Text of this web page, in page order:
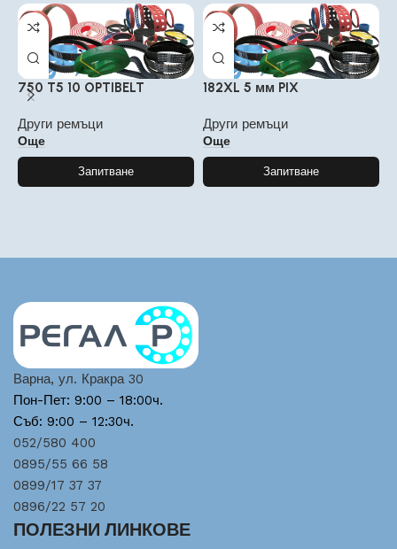
750 T5 10 OPTIBELT
Други ремъци
Още
Запитване
182XL 5 мм PIX
Други ремъци
Още
Запитване
Варна, ул. Кракра 30
Пон-Пет: 9:00 – 18:00ч.
Съб: 9:00 – 12:30ч.
052/580 400
0895/55 66 58
0899/17 37 37
0896/22 57 20
ПОЛЕЗНИ ЛИНКОВЕ